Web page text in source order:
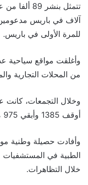
تتمثل بنشر
آلاف في باريس
للمرة الأولى في باريس.
وأغلقت مواقع سياحية
من المحلات التجارية
وخلال التجمعات، كانت
أوقف 1385 وأبقي 975 محبوسين قيد التحقيق.
وأفادت حصيلة وطنية
خلال التظاهرات.